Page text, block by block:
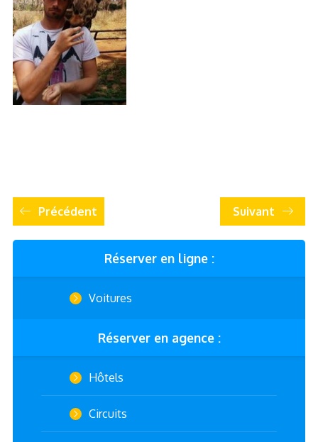
Réserver en ligne :
Voitures
Réserver en agence :
Hôtels
Circuits
Précédent Suivant